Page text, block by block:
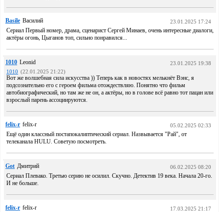
Basile Василий 23.01.2025 17:24
Сериал Первый номер, драма, сценарист Сергей Минаев, очень интересные диалоги,
актёры огонь, Цыганов топ, сильно понравился...
1010 Leonid
23.01.2025 19:38
1010 (22.01.2025 21:22)
Вот же волшебная сила искусства )) Теперь как в новостях мелькнёт Вэнс, я
подсознательно его с героем фильма отождествляю. Понятно что фильм
автобиографический, но там же не он, а актёры, но в голове всё равно тот пацан или
взрослый парень ассоциируются.
felix-r felix-r 05.02.2025 02:33
Ещё один классный постапокалиптический сериал. Назвывается "Рай", от
телеканала HULU. Советую посмотреть.
Got Дмитрий 06.02.2025 08:20
Сериал Плевако. Третью серию не осилил. Скучно. Детектив 19 века. Начала 20-го.
И не больше.
felix-r felix-r 17.03.2025 21:17